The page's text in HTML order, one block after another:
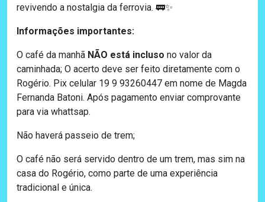
revivendo a nostalgia da ferrovia. 🚃✨
Informações importantes:
O café da manhã NÃO está incluso no valor da
caminhada; O acerto deve ser feito diretamente com o
Rogério. Pix celular 19 9 93260447 em nome de Magda
Fernanda Batoni. Após pagamento enviar comprovante
para via whattsap.
Não haverá passeio de trem;
O café não será servido dentro de um trem, mas sim na
casa do Rogério, como parte de uma experiência
tradicional e única.